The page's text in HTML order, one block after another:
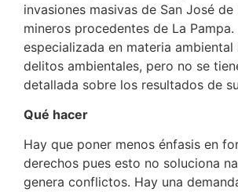
invasiones masivas de San José de
mineros procedentes de La
especializada en materia ambiental
delitos ambientales, pero no se
detallada sobre los resultados de
Qué hacer
Hay que poner menos énfasis en
derechos pues esto no soluciona
genera conflictos. Hay una